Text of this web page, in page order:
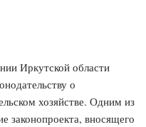
Иркутской области
о
хозяйстве. Одним из
законопроекта, вносящего